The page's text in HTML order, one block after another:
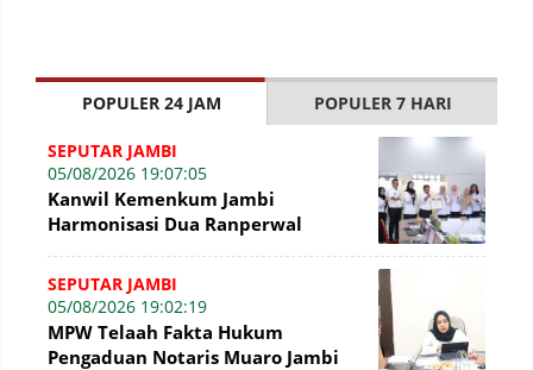
POPULER 24 JAM POPULER 7 HARI
SEPUTAR JAMBI
05/08/2026 19:07:05
Kanwil Kemenkum Jambi
Harmonisasi Dua Ranperwal
SEPUTAR JAMBI
05/08/2026 19:02:19
MPW Telaah Fakta Hukum
Pengaduan Notaris Muaro Jambi